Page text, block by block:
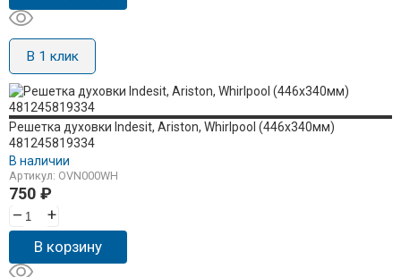
В 1 клик
Решетка духовки Indesit, Ariston, Whirlpool (446x340мм)
481245819334
В наличии
Артикул: OVN000WH
750 ₽
–
+
В корзину